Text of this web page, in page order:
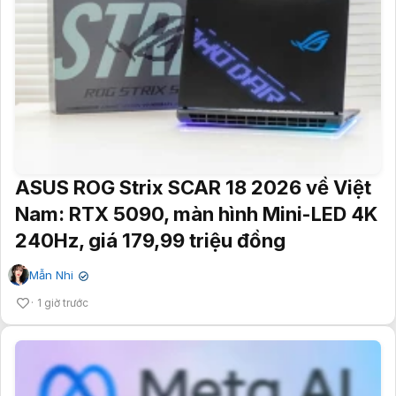
ASUS ROG Strix SCAR 18 2026 về Việt
Nam: RTX 5090, màn hình Mini-LED 4K
240Hz, giá 179,99 triệu đồng
Mẫn Nhi ✔
1 giờ trước